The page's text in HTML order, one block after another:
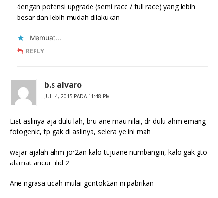
dengan potensi upgrade (semi race / full race) yang lebih
besar dan lebih mudah dilakukan
Memuat...
REPLY
b.s alvaro
JULI 4, 2015 PADA 11:48 PM
Liat aslinya aja dulu lah, bru ane mau nilai, dr dulu ahm emang
fotogenic, tp gak di aslinya, selera ye ini mah
wajar ajalah ahm jor2an kalo tujuane numbangin, kalo gak gto
alamat ancur jilid 2
Ane ngrasa udah mulai gontok2an ni pabrikan